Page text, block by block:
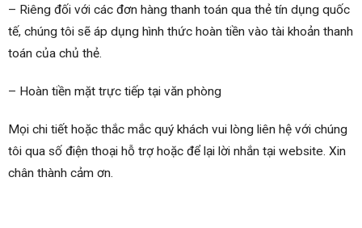
– Riêng đối với các đơn hàng thanh toán qua thẻ tín dụng quốc
tế, chúng tôi sẽ áp dụng hình thức hoàn tiền vào tài khoản thanh
toán của chủ thẻ.
– Hoàn tiền mặt trực tiếp tại văn phòng
Mọi chi tiết hoặc thắc mắc quý khách vui lòng liên hệ với chúng
tôi qua số điện thoại hỗ trợ hoặc để lại lời nhắn tại website. Xin
chân thành cảm ơn.